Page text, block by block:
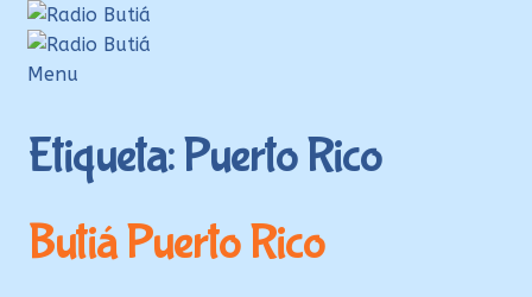
Ir
a
la
Ir
al
contenido
Menu
Login
Quehacer Educativo
Etiqueta:Puerto Rico
Butiá Puerto Rico